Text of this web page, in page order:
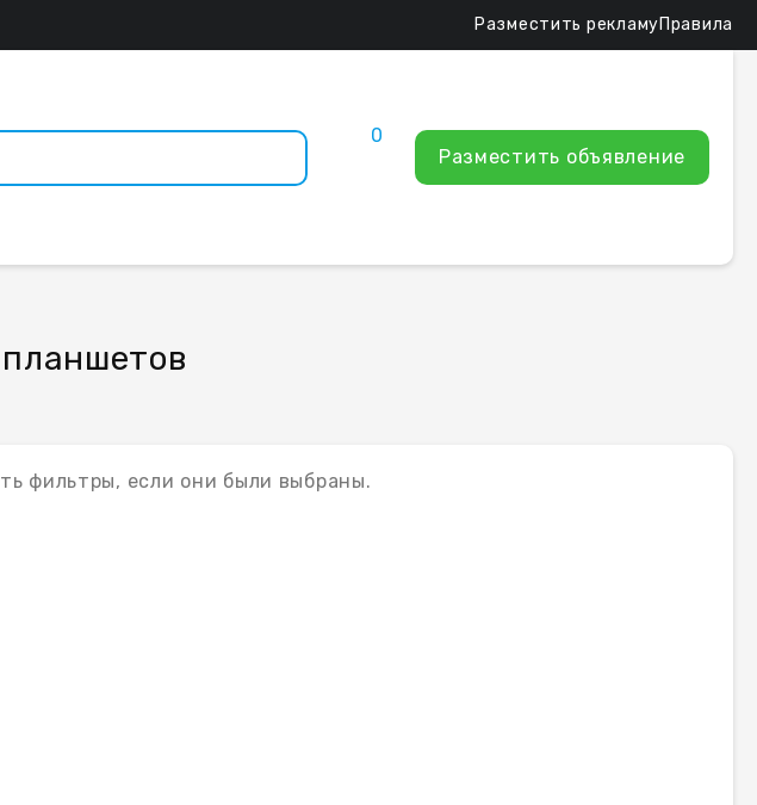
Разместить рекламуПравила
0
Разместить объявление
фильтры, если они были выбраны.